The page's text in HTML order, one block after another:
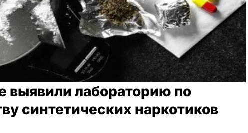
выявили лабораторию по
синтетических наркотиков